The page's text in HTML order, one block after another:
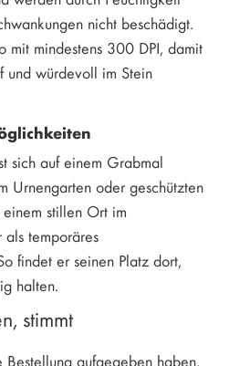
nicht beschädigt.
mit mindestens 300 DPI, damit
und würdevoll im Stein
sich auf einem Grabmal
Urnengarten oder geschützten
stillen Ort im
temporäres
findet er seinen Platz dort,
halten.
stimmt
aufgegeben haben,